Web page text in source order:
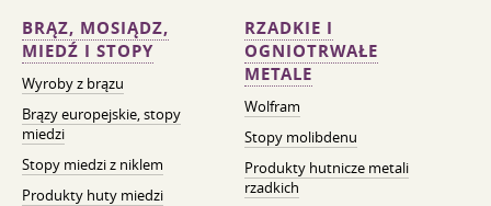
BRĄZ, MOSIĄDZ,
MIEDŹ I STOPY
Wyroby z brązu
Brązy europejskie, stopy
miedzi
Stopy miedzi z niklem
Produkty huty miedzi
RZADKIE I
OGNIOTRWAŁE
METALE
Wolfram
Stopy molibdenu
Produkty hutnicze metali
rzadkich